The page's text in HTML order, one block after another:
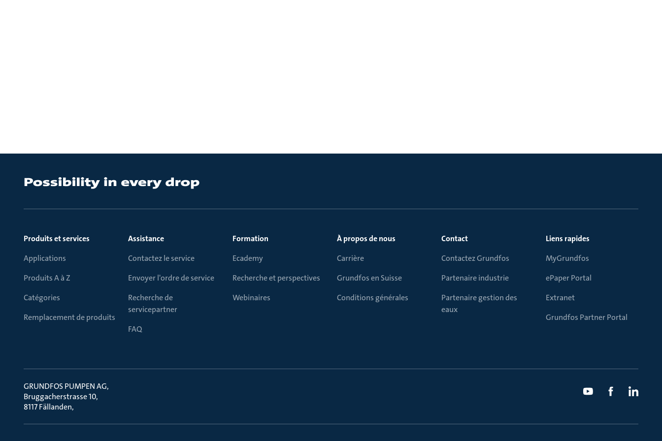
Produits et services
Applications
Produits A à Z
Catégories
Remplacement de produits
Assistance
Contactez le service
Envoyer l'ordre de service
Recherche de
servicepartner
FAQ
Formation
Ecademy
Recherche et perspectives
Webinaires
À propos de nous
Carrière
Grundfos en Suisse
Conditions générales
Contact
Contactez Grundfos
Partenaire industrie
Partenaire gestion des
eaux
Liens rapides
MyGrundfos
ePaper Portal
Extranet
Grundfos Partner Portal
GRUNDFOS PUMPEN AG
Bruggacherstrasse 10
8117 Fällanden